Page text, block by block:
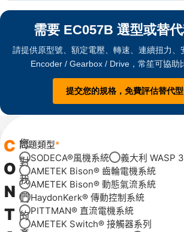
需要 EC057B 選型或替
請提供原型號、額定電壓、轉速、連續扭力、
Encoder / Gearbox / Drive，常笙可協助
提交您的規格，免費評估替代
C
O
N
T
您
對
我
們
的
問題類型
SODECA®風機系統
義大利 WASP
AMETEK Bison® 齒輪電機系統
AMETEK Bison® 動態氣流系統
HaydonKerk® 傳動控制系統
PITTMAN® 直流電機系統
AMETEK Switch® 接觸器系列